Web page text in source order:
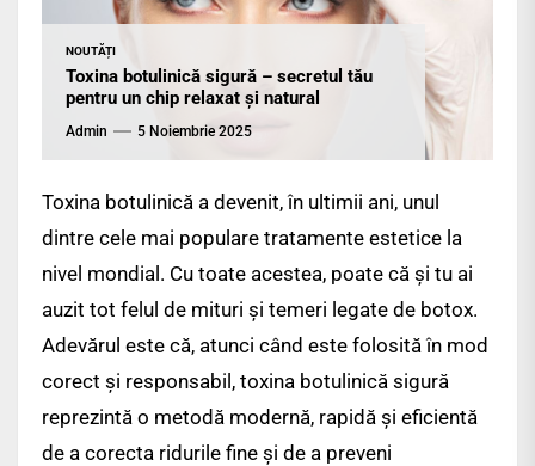
NOUTĂȚI
Toxina botulinică sigură – secretul tău
pentru un chip relaxat și natural
Admin 5 Noiembrie 2025
Toxina botulinică a devenit, în ultimii ani, unul
dintre cele mai populare tratamente estetice la
nivel mondial. Cu toate acestea, poate că și tu ai
auzit tot felul de mituri și temeri legate de botox.
Adevărul este că, atunci când este folosită în mod
corect și responsabil, toxina botulinică sigură
reprezintă o metodă modernă, rapidă și eficientă
de a corecta ridurile fine și de a preveni